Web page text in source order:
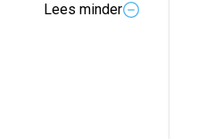
Lees minder